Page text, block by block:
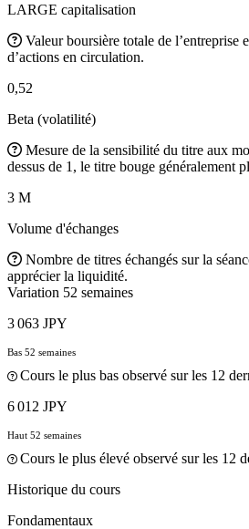
LARGE capitalisation
Valeur boursière totale de l’entreprise
d’actions en circulation.
0,52
Beta (volatilité)
Mesure de la sensibilité du titre aux
dessus de 1, le titre bouge généralement
3 M
Volume d'échanges
Nombre de titres échangés sur la
apprécier la liquidité.
Variation 52 semaines
3 063 JPY
Bas 52 semaines
Cours le plus bas observé sur les 12
6 012 JPY
Haut 52 semaines
Cours le plus élevé observé sur les 12
Historique du cours
Fondamentaux